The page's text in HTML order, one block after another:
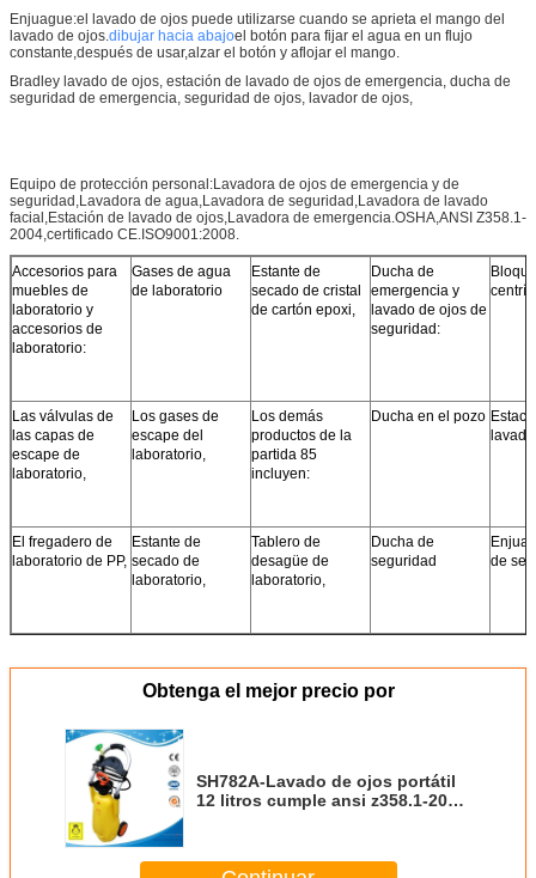
Enjuague:el lavado de ojos puede utilizarse cuando se aprieta el mango del
lavado de ojos.dibujar hacia abajoel botón para fijar el agua en un flujo
constante,después de usar,alzar el botón y aflojar el mango.
Bradley lavado de ojos, estación de lavado de ojos de emergencia, ducha de
seguridad de emergencia, seguridad de ojos, lavador de ojos,
Equipo de protección personal:Lavadora de ojos de emergencia y de
seguridad,Lavadora de agua,Lavadora de seguridad,Lavadora de lavado
facial,Estación de lavado de ojos,Lavadora de emergencia.OSHA,ANSI Z358.1-
2004,certificado CE.ISO9001:2008.
Accesorios para
muebles de
laboratorio y
accesorios de
laboratorio:
Gases de agua
de laboratorio
Estante de
secado de cristal
de cartón epoxi,
Ducha de
emergencia y
lavado de ojos de
seguridad:
Las válvulas de
las capas de
escape de
laboratorio,
Los gases de
escape del
laboratorio,
Los demás
productos de la
partida 85
incluyen:
Ducha en el pozo
El fregadero de
laboratorio de PP,
Estante de
secado de
laboratorio,
Tablero de
desagüe de
laboratorio,
Ducha de
seguridad
de
Obtenga el mejor precio por
SH782A-Lavado de ojos portátil
12 litros cumple ansi z358.1-2014
estación portátil de lavado de